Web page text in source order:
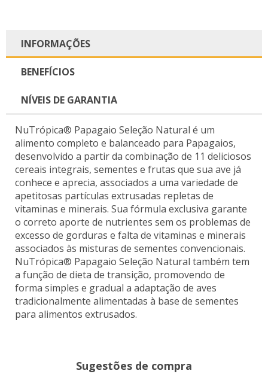
INFORMAÇÕES
BENEFÍCIOS
NÍVEIS DE GARANTIA
NuTrópica® Papagaio Seleção Natural é um
alimento completo e balanceado para Papagaios,
desenvolvido a partir da combinação de 11 deliciosos
cereais integrais, sementes e frutas que sua ave já
conhece e aprecia, associados a uma variedade de
apetitosas partículas extrusadas repletas de
vitaminas e minerais. Sua fórmula exclusiva garante
o correto aporte de nutrientes sem os problemas de
excesso de gorduras e falta de vitaminas e minerais
associados às misturas de sementes convencionais.
NuTrópica® Papagaio Seleção Natural também tem
a função de dieta de transição, promovendo de
forma simples e gradual a adaptação de aves
tradicionalmente alimentadas à base de sementes
para alimentos extrusados.
Sugestões de compra